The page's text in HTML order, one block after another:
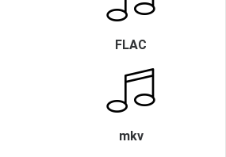
FLAC
mkv